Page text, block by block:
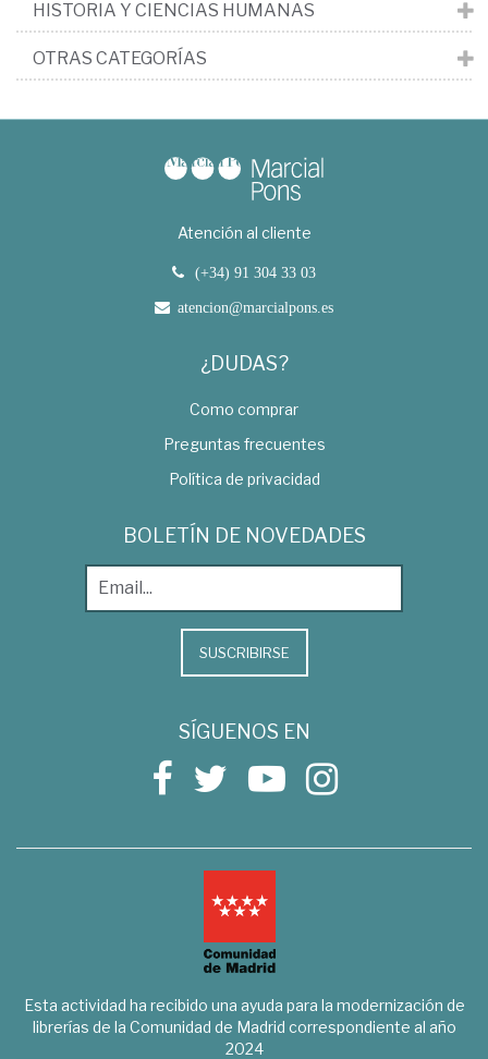
HISTORIA Y CIENCIAS HUMANAS
OTRAS CATEGORÍAS
Atención al cliente
(+34) 91 304 33 03
atencion@marcialpons.es
¿DUDAS?
Como comprar
Preguntas frecuentes
Política de privacidad
BOLETÍN DE NOVEDADES
SUSCRIBIRSE
SÍGUENOS EN
Esta actividad ha recibido una ayuda para la modernización de
librerías de la Comunidad de Madrid correspondiente al año
2024